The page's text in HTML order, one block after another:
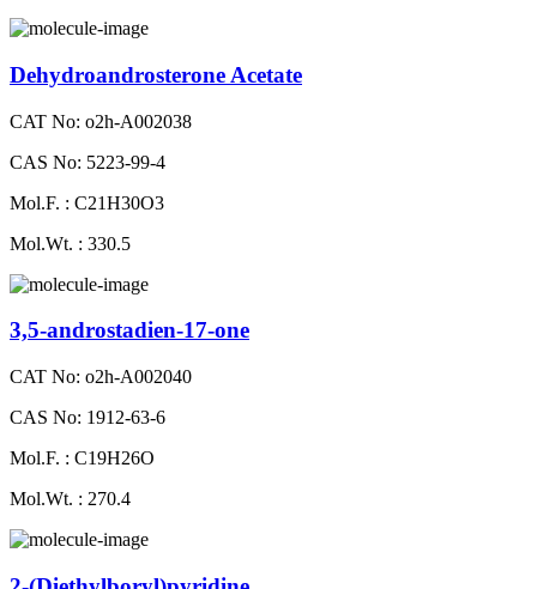
Dehydroandrosterone Acetate
CAT No: o2h-A002038
CAS No: 5223-99-4
Mol.F. : C21H30O3
Mol.Wt. : 330.5
3,5-androstadien-17-one
CAT No: o2h-A002040
CAS No: 1912-63-6
Mol.F. : C19H26O
Mol.Wt. : 270.4